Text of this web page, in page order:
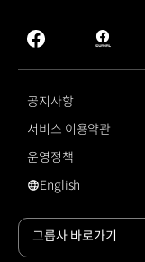
facebook
hmg
journal
공지사항
서비스 이용약관
운영정책
영문 사이트로 이동
English
그룹사 바로가기